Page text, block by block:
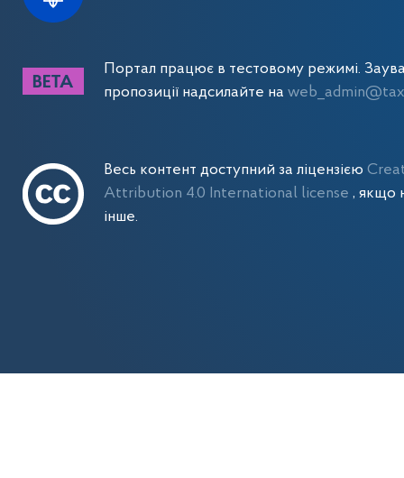
Портал працює в тестовому режимі.
пропозиції надсилайте на
Весь контент доступний за ліцензією
Attribution 4.0 International license , якщо
інше.